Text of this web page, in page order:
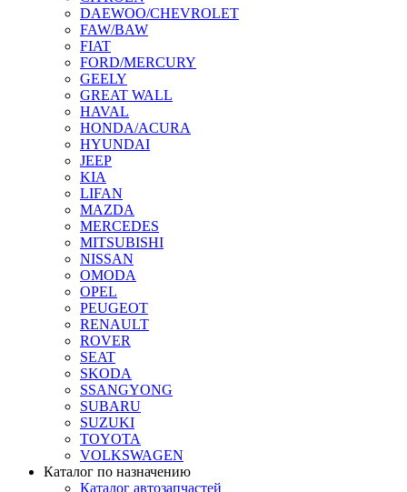
DAEWOO/CHEVROLET
FAW/BAW
FIAT
FORD/MERCURY
GEELY
GREAT WALL
HAVAL
HONDA/ACURA
HYUNDAI
JEEP
KIA
LIFAN
MAZDA
MERCEDES
MITSUBISHI
NISSAN
OMODA
OPEL
PEUGEOT
RENAULT
ROVER
SEAT
SKODA
SSANGYONG
SUBARU
SUZUKI
TOYOTA
VOLKSWAGEN
Каталог по назначению
Каталог автозапчастей